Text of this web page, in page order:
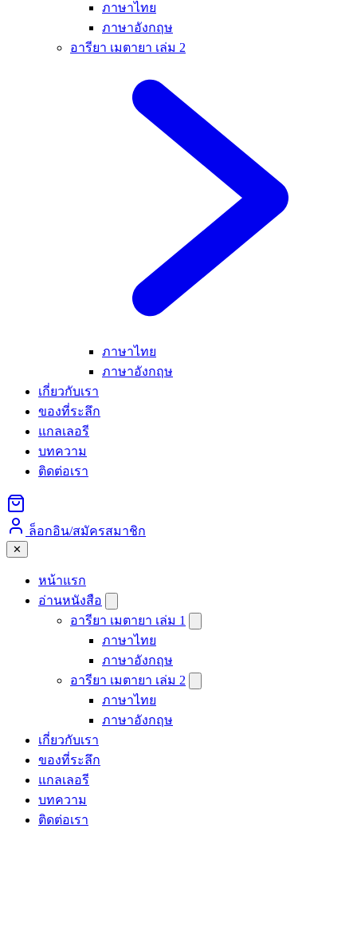
ภาษาไทย
ภาษาอังกฤษ
อารียา เมตายา เล่ม 2
ภาษาไทย
ภาษาอังกฤษ
เกี่ยวกับเรา
ของที่ระลึก
แกลเลอรี
บทความ
ติดต่อเรา
ล็อกอิน/สมัครสมาชิก
✕
หน้าแรก
อ่านหนังสือ
อารียา เมตายา เล่ม 1
ภาษาไทย
ภาษาอังกฤษ
อารียา เมตายา เล่ม 2
ภาษาไทย
ภาษาอังกฤษ
เกี่ยวกับเรา
ของที่ระลึก
แกลเลอรี
บทความ
ติดต่อเรา